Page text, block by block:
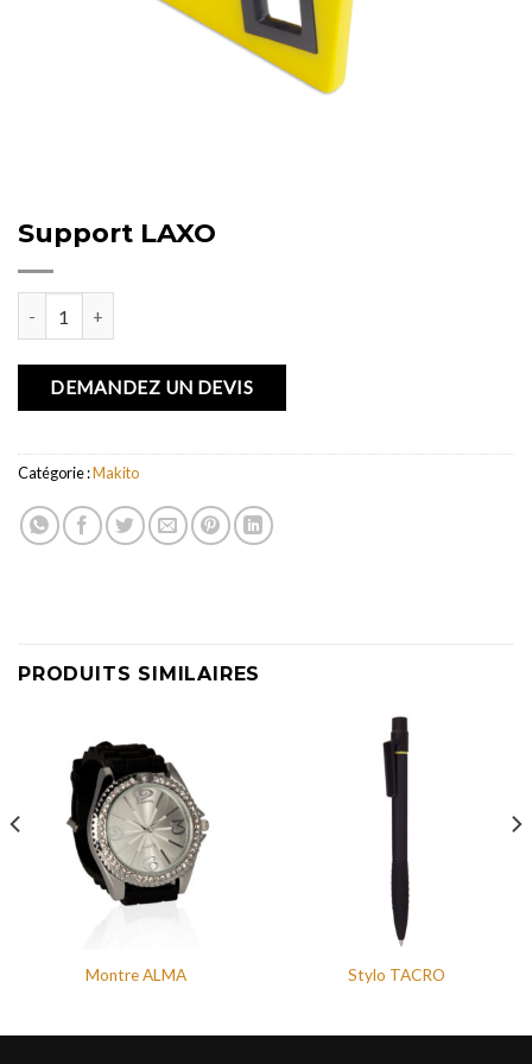
Support LAXO
DEMANDEZ UN DEVIS
Catégorie :Makito
PRODUITS SIMILAIRES
Montre ALMA Stylo TACRO